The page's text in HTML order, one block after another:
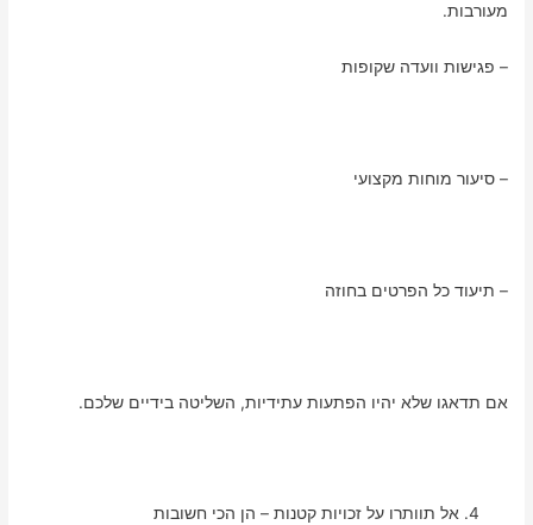
מעורבות.
– פגישות וועדה שקופות
– סיעור מוחות מקצועי
– תיעוד כל הפרטים בחוזה
אם תדאגו שלא יהיו הפתעות עתידיות, השליטה בידיים שלכם.
אל תוותרו על זכויות קטנות – הן הכי חשובות